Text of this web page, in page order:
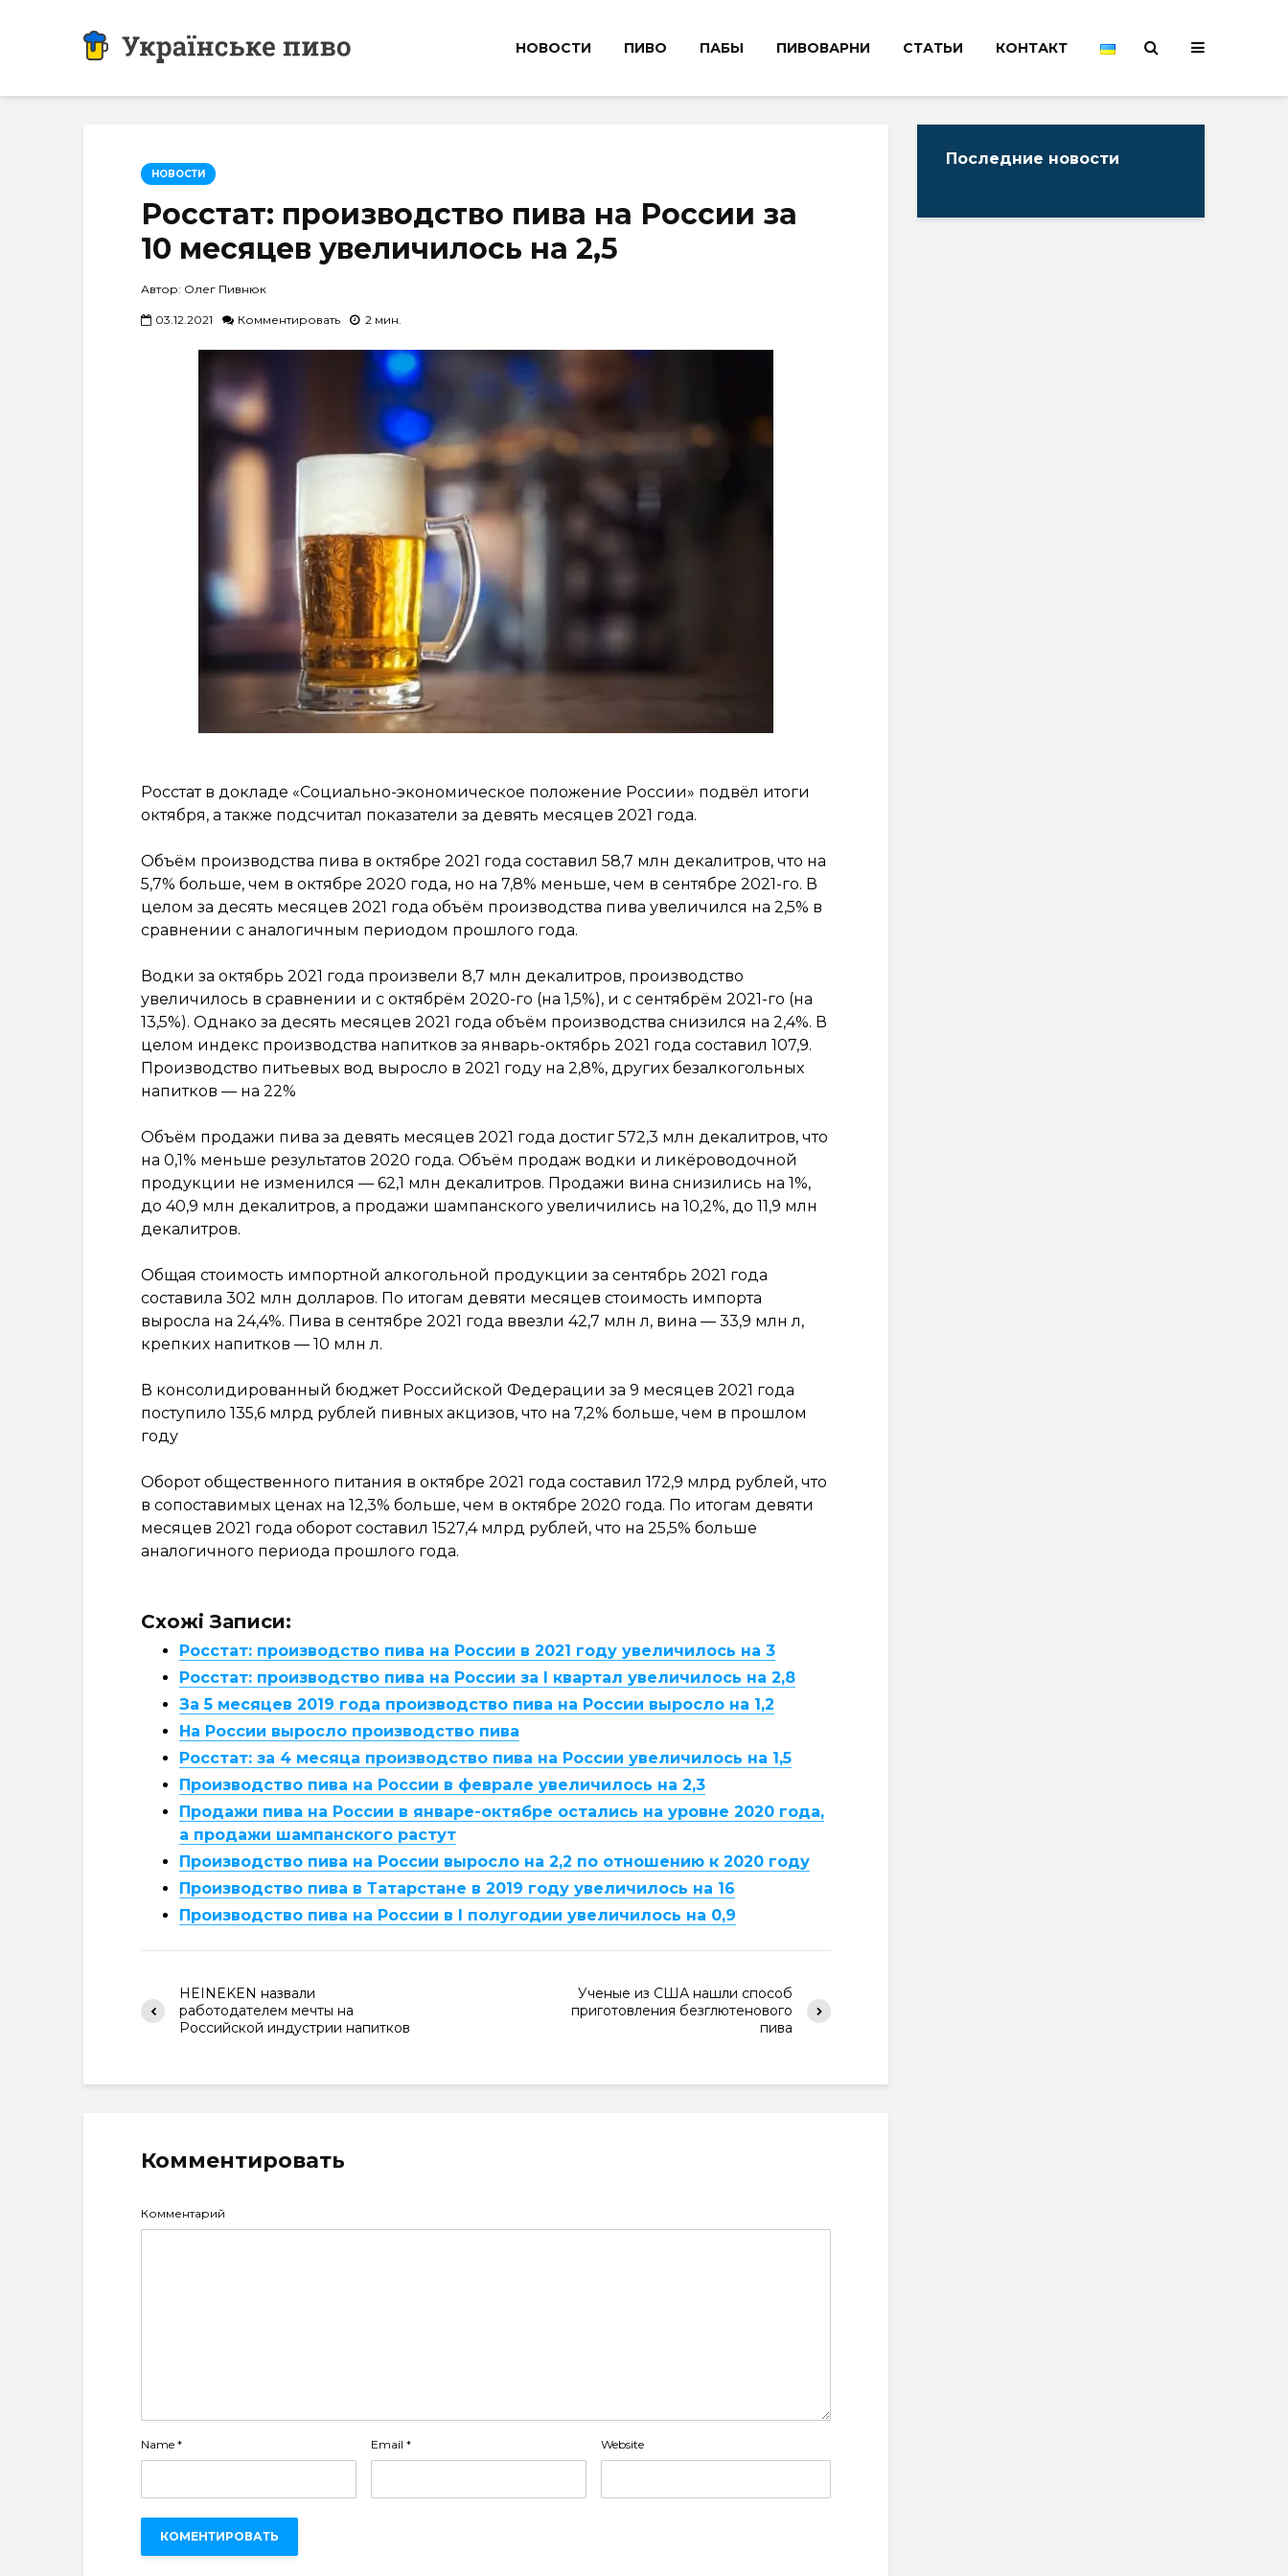
НОВОСТИ ПИВО ПАБЫ ПИВОВАРНИ СТАТЬИ КОНТАКТ
НОВОСТИ
Росстат: производство пива на России за
10 месяцев увеличилось на 2,5
Автор: Олег Пивнюк
03.12.2021 Комментировать 2 мин.
Росстат в докладе «Социально-экономическое положение России» подвёл итоги
октября, а также подсчитал показатели за девять месяцев 2021 года.
Объём производства пива в октябре 2021 года составил 58,7 млн декалитров, что на
5,7% больше, чем в октябре 2020 года, но на 7,8% меньше, чем в сентябре 2021-го. В
целом за десять месяцев 2021 года объём производства пива увеличился на 2,5% в
сравнении с аналогичным периодом прошлого года.
Водки за октябрь 2021 года произвели 8,7 млн декалитров, производство
увеличилось в сравнении и с октябрём 2020-го (на 1,5%), и с сентябрём 2021-го (на
13,5%). Однако за десять месяцев 2021 года объём производства снизился на 2,4%. В
целом индекс производства напитков за январь-октябрь 2021 года составил 107,9.
Производство питьевых вод выросло в 2021 году на 2,8%, других безалкогольных
напитков — на 22%
Объём продажи пива за девять месяцев 2021 года достиг 572,3 млн декалитров, что
на 0,1% меньше результатов 2020 года. Объём продаж водки и ликёроводочной
продукции не изменился — 62,1 млн декалитров. Продажи вина снизились на 1%,
до 40,9 млн декалитров, а продажи шампанского увеличились на 10,2%, до 11,9 млн
декалитров.
Общая стоимость импортной алкогольной продукции за сентябрь 2021 года
составила 302 млн долларов. По итогам девяти месяцев стоимость импорта
выросла на 24,4%. Пива в сентябре 2021 года ввезли 42,7 млн л, вина — 33,9 млн л,
крепких напитков — 10 млн л.
В консолидированный бюджет Российской Федерации за 9 месяцев 2021 года
поступило 135,6 млрд рублей пивных акцизов, что на 7,2% больше, чем в прошлом
году
Оборот общественного питания в октябре 2021 года составил 172,9 млрд рублей, что
в сопоставимых ценах на 12,3% больше, чем в октябре 2020 года. По итогам девяти
месяцев 2021 года оборот составил 1527,4 млрд рублей, что на 25,5% больше
аналогичного периода прошлого года.
Схожі Записи:
Росстат: производство пива на России в 2021 году увеличилось на 3
Росстат: производство пива на России за I квартал увеличилось на 2,8
За 5 месяцев 2019 года производство пива на России выросло на 1,2
На России выросло производство пива
Росстат: за 4 месяца производство пива на России увеличилось на 1,5
Производство пива на России в феврале увеличилось на 2,3
Продажи пива на России в январе-октябре остались на уровне 2020 года,
а продажи шампанского растут
Производство пива на России выросло на 2,2 по отношению к 2020 году
Производство пива в Татарстане в 2019 году увеличилось на 16
Производство пива на России в I полугодии увеличилось на 0,9
HEINEKEN назвали
работодателем мечты на
Российской индустрии напитков
Ученые из США нашли способ
приготовления безглютенового
пива
Комментировать
Комментарий
Name * Email * Website
Последние новости